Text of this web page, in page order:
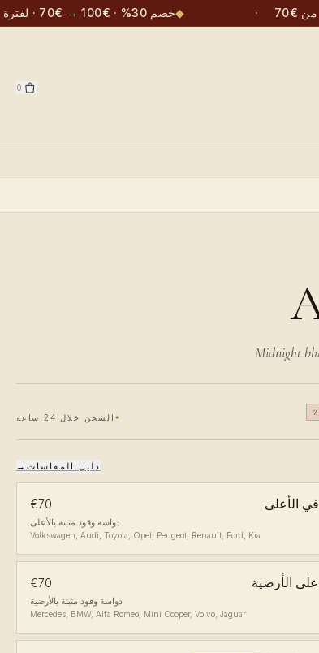
من €70 ◆خصم 30% · €100 → €70 · لفترة محدودة
0
Midnight
الشحن خلال 24 ساعة
دليل المقاسات→
€70
دواسة وقود مثبتة بالأعلى
Volkswagen, Audi, Toyota, Opel, Peugeot, Renault, Ford, Kia
€70
دواسة وقود مثبتة بالأرضية
Mercedes, BMW, Alfa Romeo, Mini Cooper, Volvo, Jaguar